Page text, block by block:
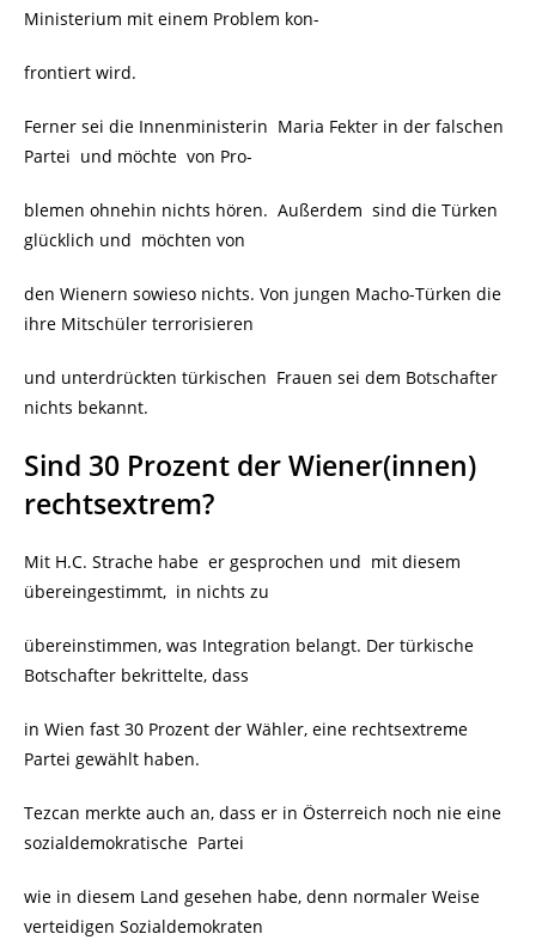
Ministerium mit einem Problem kon-
frontiert wird.
Ferner sei die Innenministerin Maria Fekter in der falschen
Partei und möchte von Pro-
blemen ohnehin nichts hören. Außerdem sind die Türken
glücklich und möchten von
den Wienern sowieso nichts. Von jungen Macho-Türken die
ihre Mitschüler terrorisieren
und unterdrückten türkischen Frauen sei dem Botschafter
nichts bekannt.
Sind 30 Prozent der Wiener(innen)
rechtsextrem?
Mit H.C. Strache habe er gesprochen und mit diesem
übereingestimmt, in nichts zu
übereinstimmen, was Integration belangt. Der türkische
Botschafter bekrittelte, dass
in Wien fast 30 Prozent der Wähler, eine rechtsextreme
Partei gewählt haben.
Tezcan merkte auch an, dass er in Österreich noch nie eine
sozialdemokratische Partei
wie in diesem Land gesehen habe, denn normaler Weise
verteidigen Sozialdemokraten